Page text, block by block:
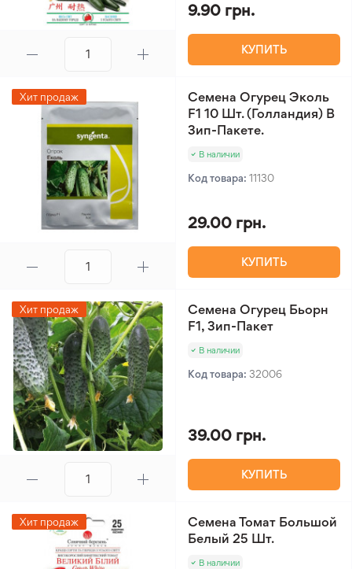
9.90 грн.
КУПИТЬ
Хит продаж
Семена Огурец Эколь
F1 10 Шт. (Голландия) В
Зип-Пакете.
В наличии
Код товара: 11130
29.00 грн.
КУПИТЬ
Хит продаж
Семена Огурец Бьорн
F1, Зип-Пакет
В наличии
Код товара: 32006
39.00 грн.
КУПИТЬ
Хит продаж
Семена Томат Большой
Белый 25 Шт.
В наличии